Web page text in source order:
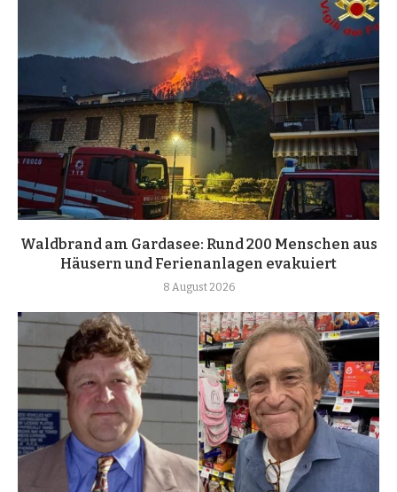
Waldbrand am Gardasee: Rund 200 Menschen aus
Häusern und Ferienanlagen evakuiert
8 August 2026